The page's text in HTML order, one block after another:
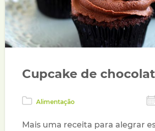
Cupcake de
Alimentação
Mais uma receita para alegrar